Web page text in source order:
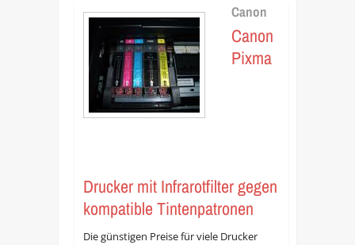
Canon
Canon
Pixma
Drucker mit Infrarotfilter gegen
kompatible Tintenpatronen
Die günstigen Preise für viele Drucker